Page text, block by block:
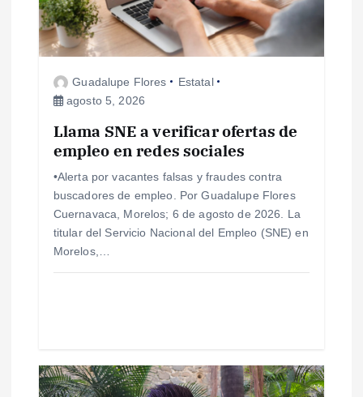
n
d
a
Guadalupe Flores
Estatal
agosto 5, 2026
Llama SNE a verificar ofertas de
empleo en redes sociales
•Alerta por vacantes falsas y fraudes contra
buscadores de empleo. Por Guadalupe Flores
Cuernavaca, Morelos; 6 de agosto de 2026. La
titular del Servicio Nacional del Empleo (SNE) en
Morelos,…